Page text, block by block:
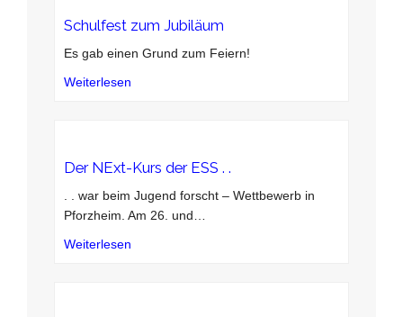
Schulfest zum Jubiläum
Es gab einen Grund zum Feiern!
Weiterlesen
Der NExt-Kurs der ESS . .
. . war beim Jugend forscht – Wettbewerb in
Pforzheim. Am 26. und
Weiterlesen